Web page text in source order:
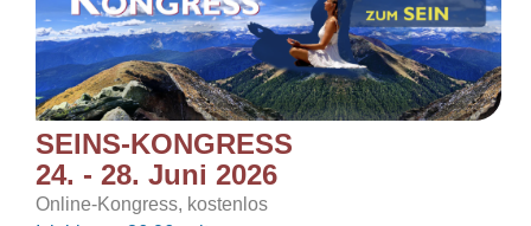
SEINS-KONGRESS
24. - 28. Juni 2026
Online-Kongress, kostenlos